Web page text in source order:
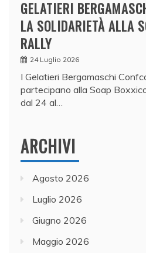
GELATIERI
LA SOLIDARIETÀ ALLA
RALLY
24 Luglio 2026
I Gelatieri Bergamaschi
partecipano alla Soap
dal 24 al…
ARCHIVI
Agosto 2026
Luglio 2026
Giugno 2026
Maggio 2026